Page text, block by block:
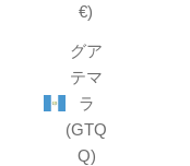
€)
グア
テマ
ラ
(GTQ
Q)